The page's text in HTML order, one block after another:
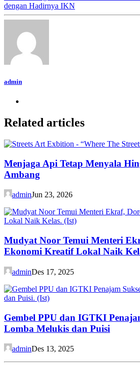
dengan Hadirnya IKN
admin
Related articles
Menjaga Api Tetap Menyala
Ambang
adminJun 23, 2026
Mudyat Noor Temui Menteri
Ekonomi Kreatif Lokal Naik
adminDes 17, 2025
Gembel PPU dan IGTKI
Lomba Melukis dan Puisi
adminDes 13, 2025